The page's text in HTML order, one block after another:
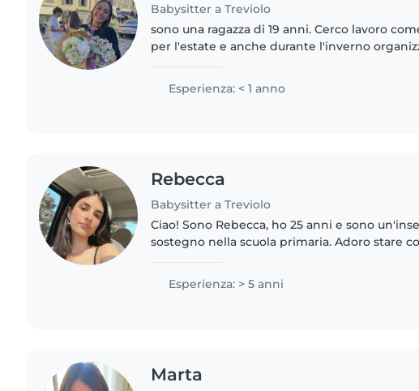
Babysitter a Treviolo
sono una ragazza di 19 anni. Cerco lavoro
per l'estate e anche durante l'inverno
paziente,..
Esperienza: < 1 anno
Rebecca
Babysitter a Treviolo
Ciao! Sono Rebecca, ho 25 anni e sono
sostegno nella scuola primaria. Adoro stare
Esperienza: > 5 anni
Marta